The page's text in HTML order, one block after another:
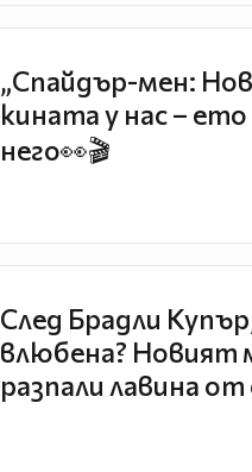
„Спайдър-мен:
кината у нас –
него👀🎬
След Брадли
влюбена? Новият
разпали лавина от